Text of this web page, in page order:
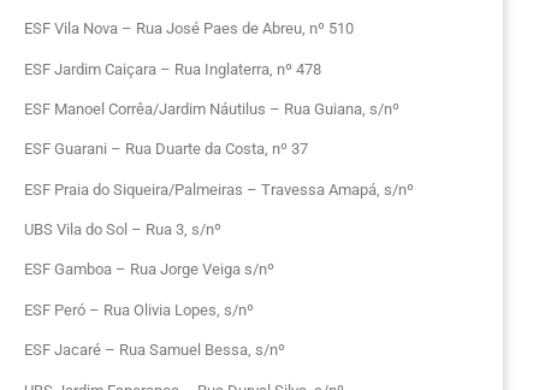
ESF Vila Nova – Rua José Paes de Abreu, nº 510
ESF Jardim Caiçara – Rua Inglaterra, nº 478
ESF Manoel Corrêa/Jardim Náutilus – Rua Guiana, s/nº
ESF Guarani – Rua Duarte da Costa, nº 37
ESF Praia do Siqueira/Palmeiras – Travessa Amapá, s/nº
UBS Vila do Sol – Rua 3, s/nº
ESF Gamboa – Rua Jorge Veiga s/nº
ESF Peró – Rua Olivia Lopes, s/nº
ESF Jacaré – Rua Samuel Bessa, s/nº